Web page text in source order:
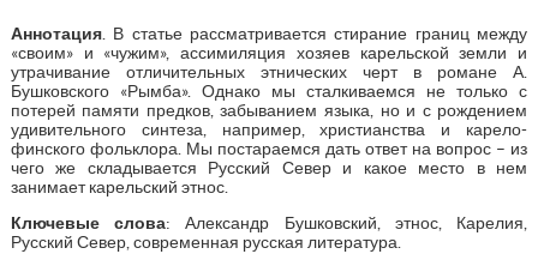
Аннотация. В статье рассматривается стирание границ между
«своим» и «чужим», ассимиляция хозяев карельской земли и
утрачивание отличительных этнических черт в романе А.
Бушковского «Рымба». Однако мы сталкиваемся не только с
потерей памяти предков, забыванием языка, но и с рождением
удивительного синтеза, например, христианства и карело-
финского фольклора. Мы постараемся дать ответ на вопрос – из
чего же складывается Русский Север и какое место в нем
занимает карельский этнос.
Ключевые слова: Александр Бушковский, этнос, Карелия,
Русский Север, современная русская литература.